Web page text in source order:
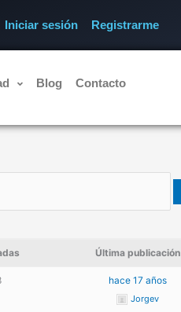
Iniciar sesión Registrarme
Blog Contacto
Última publicación
hace 17 años
Jorgev